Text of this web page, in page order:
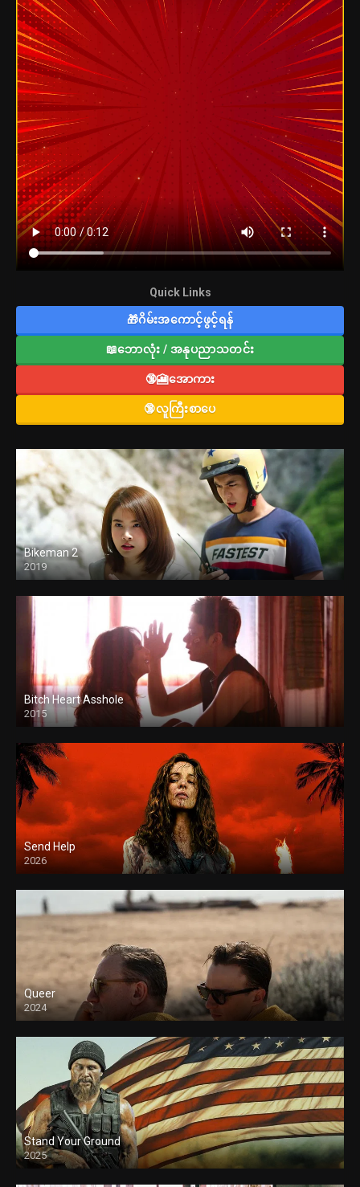
Quick Links
🎁ဂိမ်းအကောင့်ဖွင့်ရန်
📖ဘောလုံး / အနုပညာသတင်း
🔞🎦အောကား
🔞လူကြီးစာပေ
Bikeman 2
2019
Bitch Heart Asshole
2015
Send Help
2026
Queer
2024
Stand Your Ground
2025